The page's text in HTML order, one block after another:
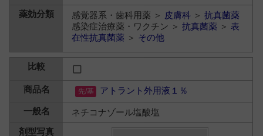
感覚器系・歯科用薬 ＞ 皮膚科 ＞抗真菌薬
感染症治療薬・ワクチン ＞抗真菌薬 ＞表
在性抗真菌薬 ＞ その他
アトラント外用液１％
ネチコナゾール塩酸塩